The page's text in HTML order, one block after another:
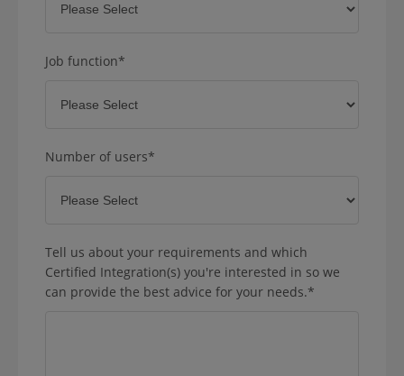
Job function*
Number of users*
Tell us about your requirements and which
Certified Integration(s) you're interested in so we
can provide the best advice for your needs.*